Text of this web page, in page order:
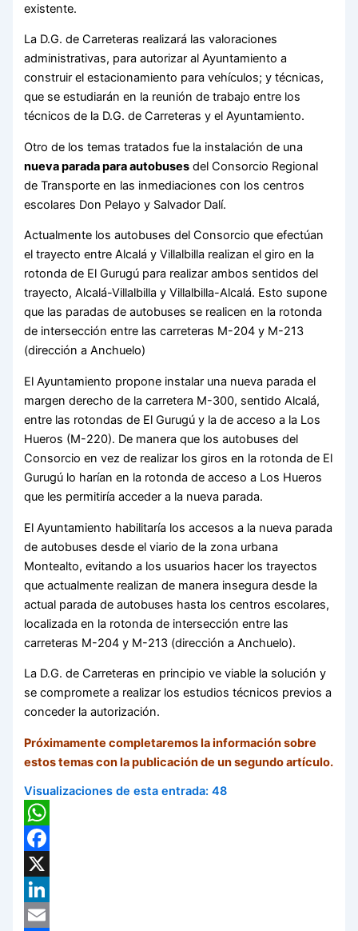
existente.
La D.G. de Carreteras realizará las valoraciones
administrativas, para autorizar al Ayuntamiento a
construir el estacionamiento para vehículos; y técnicas,
que se estudiarán en la reunión de trabajo entre los
técnicos de la D.G. de Carreteras y el Ayuntamiento.
Otro de los temas tratados fue la instalación de una
nueva parada para autobuses del Consorcio Regional
de Transporte en las inmediaciones con los centros
escolares Don Pelayo y Salvador Dalí.
Actualmente los autobuses del Consorcio que efectúan
el trayecto entre Alcalá y Villalbilla realizan el giro en la
rotonda de El Gurugú para realizar ambos sentidos del
trayecto, Alcalá-Villalbilla y Villalbilla-Alcalá. Esto supone
que las paradas de autobuses se realicen en la rotonda
de intersección entre las carreteras M-204 y M-213
(dirección a Anchuelo)
El Ayuntamiento propone instalar una nueva parada el
margen derecho de la carretera M-300, sentido Alcalá,
entre las rotondas de El Gurugú y la de acceso a la Los
Hueros (M-220). De manera que los autobuses del
Consorcio en vez de realizar los giros en la rotonda de El
Gurugú lo harían en la rotonda de acceso a Los Hueros
que les permitiría acceder a la nueva parada.
El Ayuntamiento habilitaría los accesos a la nueva parada
de autobuses desde el viario de la zona urbana
Montealto, evitando a los usuarios hacer los trayectos
que actualmente realizan de manera insegura desde la
actual parada de autobuses hasta los centros escolares,
localizada en la rotonda de intersección entre las
carreteras M-204 y M-213 (dirección a Anchuelo).
La D.G. de Carreteras en principio ve viable la solución y
se compromete a realizar los estudios técnicos previos a
conceder la autorización.
Próximamente completaremos la información sobre
estos temas con la publicación de un segundo artículo.
Visualizaciones de esta entrada: 48
WhatsApp
Facebook
X
LinkedIn